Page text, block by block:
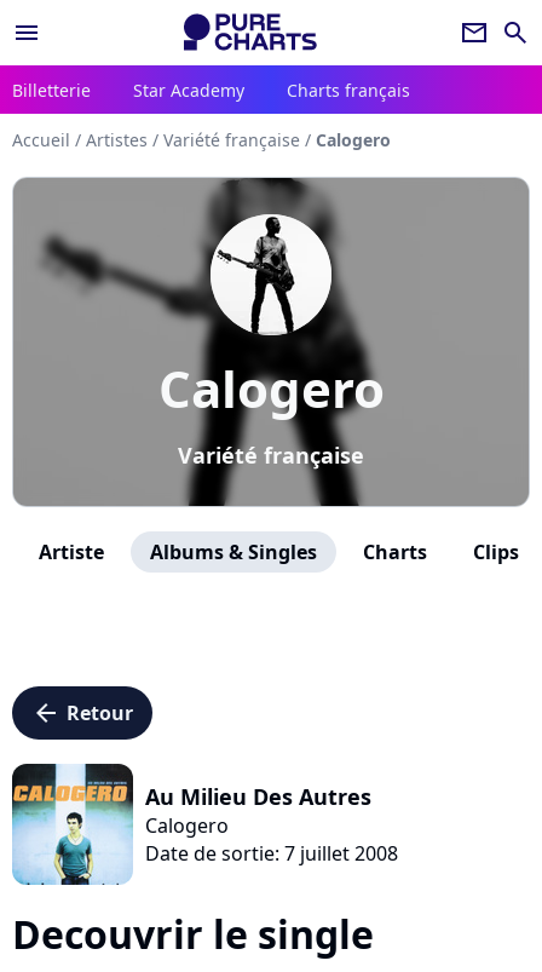
menu newsletter search
Billetterie Star Academy Charts français
Accueil / Artistes / Variété française / Calogero
Calogero
Variété française
Artiste Albums & Singles Charts Clips
arrow_left Retour
Au Milieu Des Autres
Calogero
Date de sortie: 7 juillet 2008
Decouvrir le single